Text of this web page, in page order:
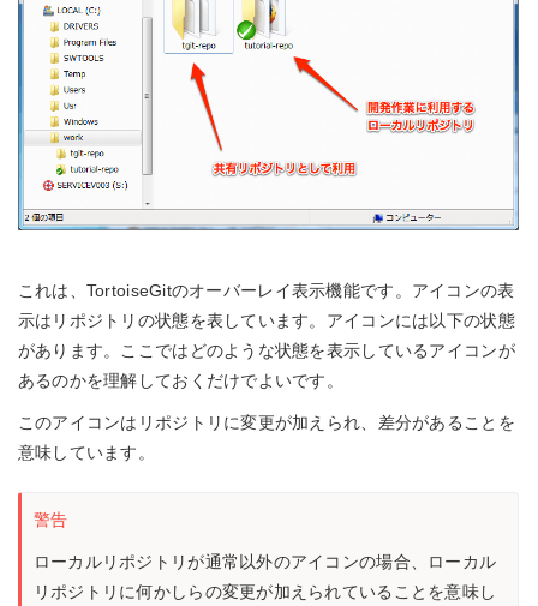
これは、TortoiseGitのオーバーレイ表示機能です。アイコンの表
示はリポジトリの状態を表しています。アイコンには以下の状態
があります。ここではどのような状態を表示しているアイコンが
あるのかを理解しておくだけでよいです。
このアイコンはリポジトリに変更が加えられ、差分があることを
意味しています。
警告
ローカルリポジトリが通常以外のアイコンの場合、ローカル
リポジトリに何かしらの変更が加えられていることを意味し